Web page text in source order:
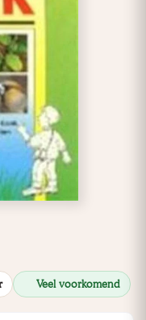
Veel voorkomend